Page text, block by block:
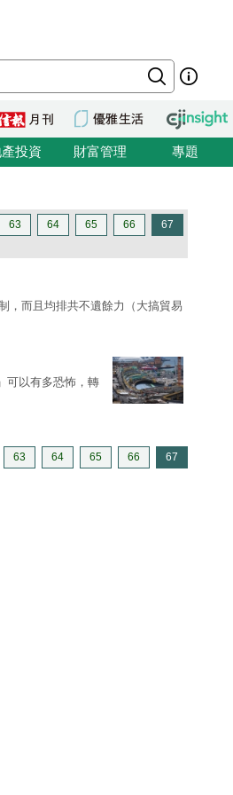
投資 財富管理 專題
63 64 65 66 67
，而且均排共不遺餘力（大搞貿易
」可以有多恐怖，轉
63 64 65 66 67